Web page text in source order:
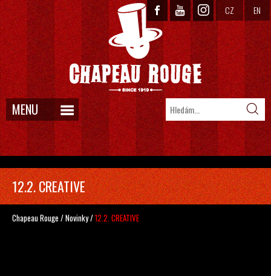
CZ EN
MENU
12.2. CREATIVE
Chapeau Rouge /Novinky/12.2. CREATIVE